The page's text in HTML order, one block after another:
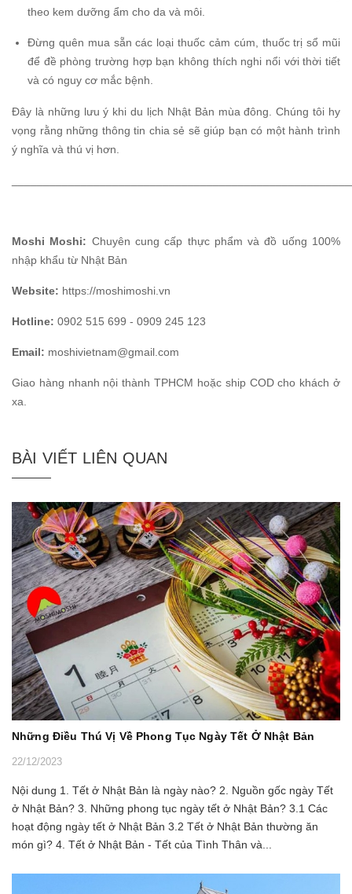
theo kem dưỡng ẩm cho da và môi.
Đừng quên mua sẵn các loại thuốc cảm cúm, thuốc trị sổ mũi
để đề phòng trường hợp bạn không thích nghi nổi với thời tiết
và có nguy cơ mắc bệnh.
Đây là những lưu ý khi du lịch Nhật Bản mùa đông. Chúng tôi hy
vọng rằng những thông tin chia sẻ sẽ giúp bạn có một hành trình
ý nghĩa và thú vị hơn.
Moshi Moshi: Chuyên cung cấp thực phẩm và đồ uống 100%
nhập khẩu từ Nhật Bản
Website: https://moshimoshi.vn
Hotline: 0902 515 699 - 0909 245 123
Email: moshivietnam@gmail.com
Giao hàng nhanh nội thành TPHCM hoặc ship COD cho khách ở
xa.
BÀI VIẾT LIÊN QUAN
Những Điều Thú Vị Về Phong Tục Ngày Tết Ở Nhật Bản
22/12/2023
Nội dung 1. Tết ở Nhật Bản là ngày nào? 2. Nguồn gốc ngày Tết
ở Nhật Bản? 3. Những phong tục ngày tết ở Nhật Bản? 3.1 Các
hoạt động ngày tết ở Nhật Bản 3.2 Tết ở Nhật Bản thường ăn
món gì? 4. Tết ở Nhật Bản - Tết của Tình Thân và...